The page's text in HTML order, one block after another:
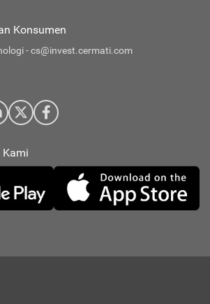
Konsumen
-cs@invest.cermati.com